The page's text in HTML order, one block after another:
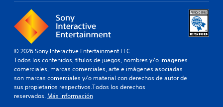
© 2026 Sony Interactive Entertainment LLC
Todos los contenidos, títulos de juegos, nombres y/o imágenes
comerciales, marcas comerciales, arte e imágenes asociadas
son marcas comerciales y/o material con derechos de autor de
sus propietarios respectivos.Todos los derechos
reservados. Más información